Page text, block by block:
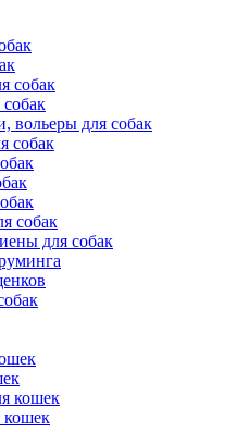
собак
вольеры для собак
собак
собак
для собак
кошек